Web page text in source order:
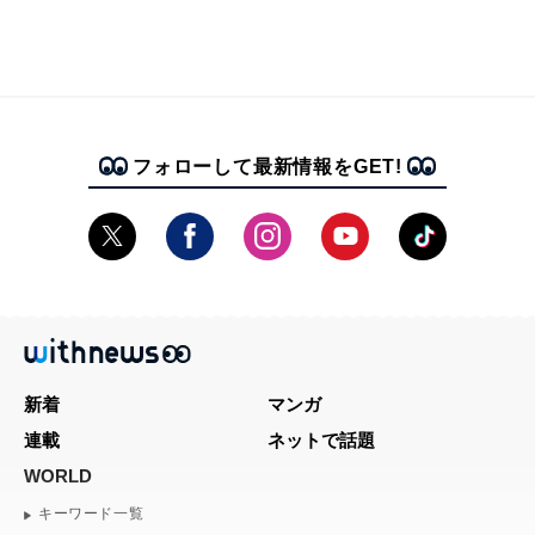
フォローして最新情報をGET!
新着
マンガ
連載
ネットで話題
WORLD
キーワード一覧